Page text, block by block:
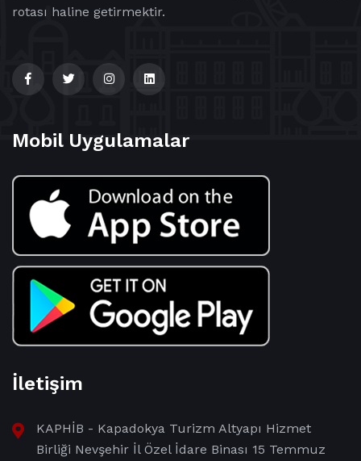
rotası haline getirmektir.
Mobil Uygulamalar
İletişim
KAPHİB - Kapadokya Turizm Altyapı Hizmet
Birliği Nevşehir İl Özel İdare Binası 15 Temmuz